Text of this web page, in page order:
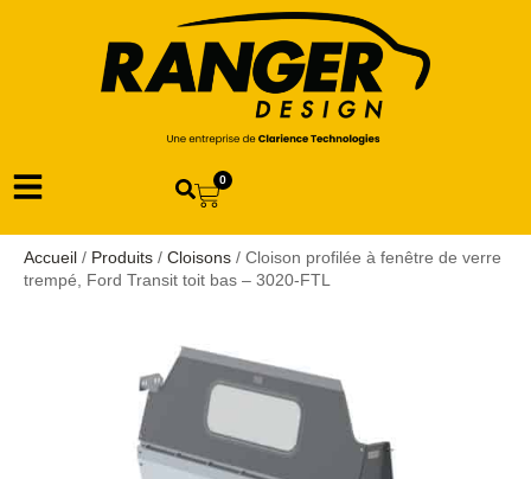
0
Accueil / Produits / Cloisons / Cloison profilée à fenêtre de verre
trempé, Ford Transit toit bas – 3020-FTL